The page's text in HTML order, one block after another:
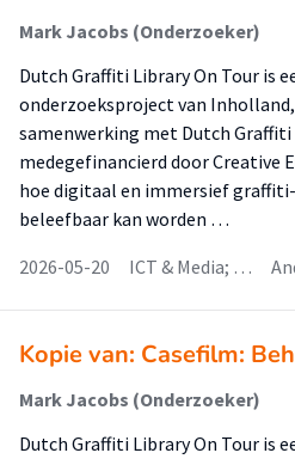
Mark Jacobs (Onderzoeker)
Dutch Graffiti Library On Tour is
onderzoeksproject van
samenwerking met Dutch Graffiti
medegefinancierd door Creative
hoe digitaal en immersief
beleefbaar kan worden …
2026-05-20
ICT & Media; …
Kopie van: Casefilm:
Mark Jacobs (Onderzoeker)
Dutch Graffiti Library On Tour is